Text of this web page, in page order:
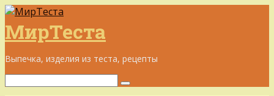
Перейти
к
контенту
МирТеста
Выпечка, изделия из теста, рецепты
Поиск: